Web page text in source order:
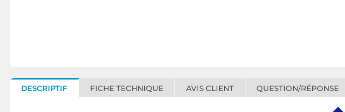
DESCRIPTIF FICHE TECHNIQUE AVIS CLIENT QUESTION/RÉPONSE